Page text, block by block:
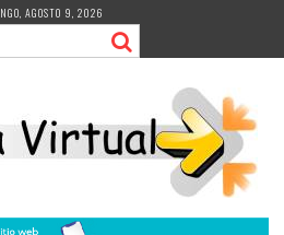
AGOSTO 9, 2026